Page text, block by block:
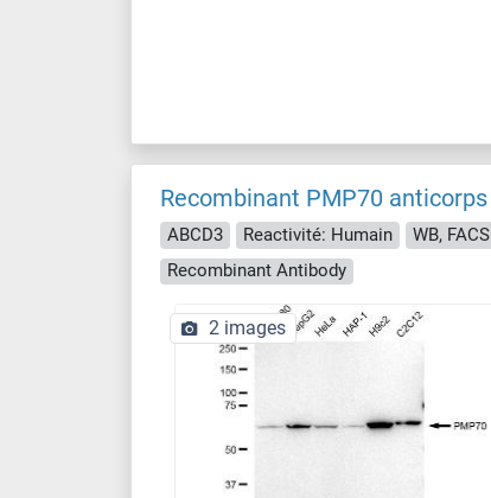
Recombinant PMP70 anticorps
ABCD3 Reactivité: Humain WB, FACS
Recombinant Antibody
2 images